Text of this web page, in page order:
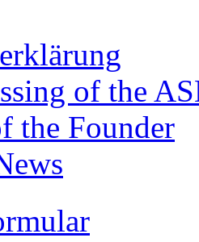
of the
the Founder